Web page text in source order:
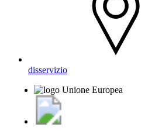
disservizio